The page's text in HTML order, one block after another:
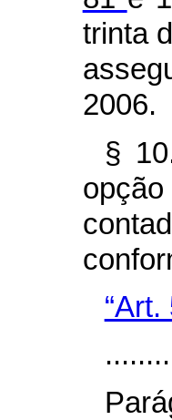
trinta
2006.
§
“Art.